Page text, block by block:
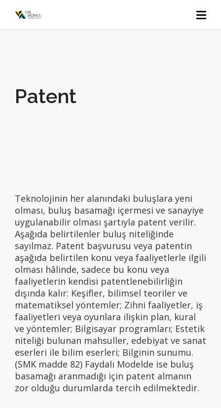
Patent
Teknolojinin her alanındaki buluşlara yeni
olması, buluş basamağı içermesi ve sanayiye
uygulanabilir olması şartıyla patent verilir.
Aşağıda belirtilenler buluş niteliğinde
sayılmaz. Patent başvurusu veya patentin
aşağıda belirtilen konu veya faaliyetlerle ilgili
olması hâlinde, sadece bu konu veya
faaliyetlerin kendisi patentlenebilirliğin
dışında kalır: Keşifler, bilimsel teoriler ve
matematiksel yöntemler; Zihni faaliyetler, iş
faaliyetleri veya oyunlara ilişkin plan, kural
ve yöntemler; Bilgisayar programları; Estetik
niteliği bulunan mahsuller, edebiyat ve sanat
eserleri ile bilim eserleri; Bilginin sunumu.
(SMK madde 82) Faydalı Modelde ise buluş
basamağı aranmadığı için patent almanın
zor olduğu durumlarda tercih edilmektedir.